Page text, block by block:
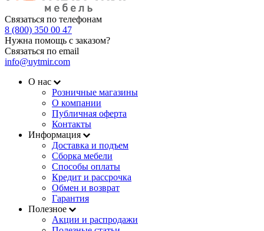
Связаться по телефонам
8 (800) 350 00 47
Нужна помощь с заказом?
Связаться по email
info@uytmir.com
О нас
Розничные магазины
О компании
Публичная оферта
Контакты
Информация
Доставка и подъем
Сборка мебели
Способы оплаты
Кредит и рассрочка
Обмен и возврат
Гарантия
Полезное
Акции и распродажи